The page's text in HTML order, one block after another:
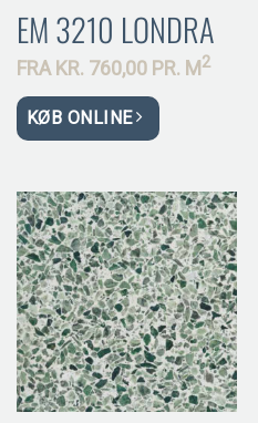
EM 3210 LONDRA
FRA KR. 760,00 PR. M 2
KØB ONLINE